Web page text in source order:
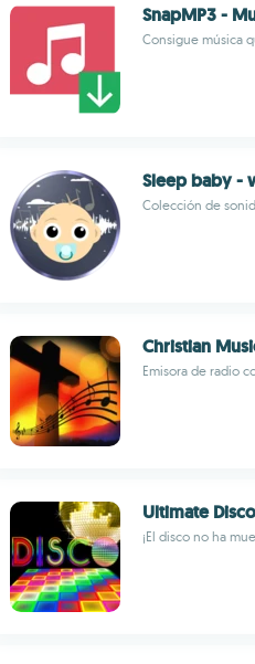
SnapMP3 -
Consigue música
Sleep baby -
Colección de
Christian
Emisora de radio
Ultimate
¡El disco no ha